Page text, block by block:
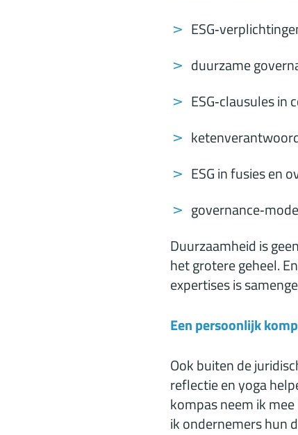
duurzame
ESG‑clausules
ESG in fusies en
Duurzaamheid is
het grotere geheel.
expertises is
Een persoonlijk
Ook buiten de
reflectie en yoga
kompas neem ik
ik ondernemers hun